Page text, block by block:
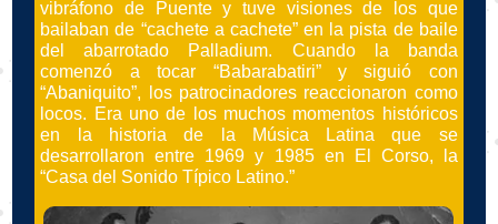
vibráfono de Puente y tuve visiones de los que
bailaban de “cachete a cachete” en la pista de baile
del abarrotado Palladium. Cuando la banda
comenzó a tocar “Babarabatiri” y siguió con
“Abaniquito”, los patrocinadores reaccionaron como
locos. Era uno de los muchos momentos históricos
en la historia de la Música Latina que se
desarrollaron entre 1969 y 1985 en El Corso, la
“Casa del Sonido Típico Latino.”